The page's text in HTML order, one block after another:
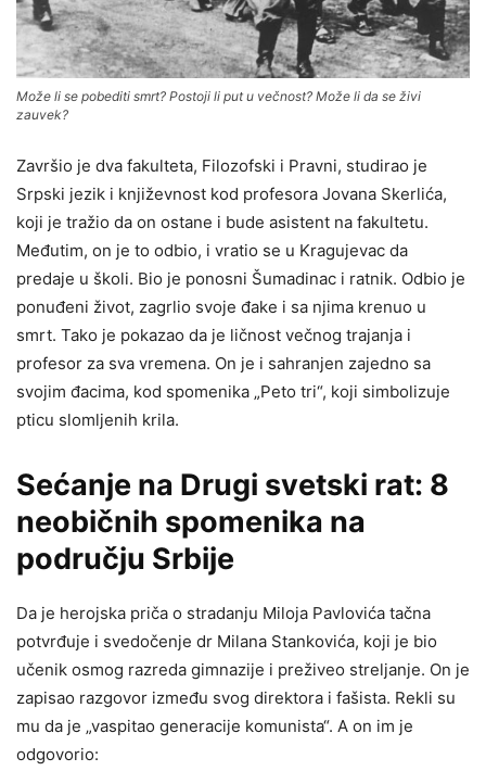
Može li se pobediti smrt? Postoji li put u večnost? Može li da se živi
zauvek?
Završio je dva fakulteta, Filozofski i Pravni, studirao je
Srpski jezik i književnost kod profesora Jovana Skerlića,
koji je tražio da on ostane i bude asistent na fakultetu.
Međutim, on je to odbio, i vratio se u Kragujevac da
predaje u školi. Bio je ponosni Šumadinac i ratnik. Odbio je
ponuđeni život, zagrlio svoje đake i sa njima krenuo u
smrt. Tako je pokazao da je ličnost večnog trajanja i
profesor za sva vremena. On je i sahranjen zajedno sa
svojim đacima, kod spomenika „Peto tri“, koji simbolizuje
pticu slomljenih krila.
Sećanje na Drugi svetski rat: 8
neobičnih spomenika na
području Srbije
Da je herojska priča o stradanju Miloja Pavlovića tačna
potvrđuje i svedočenje dr Milana Stankovića, koji je bio
učenik osmog razreda gimnazije i preživeo streljanje. On je
zapisao razgovor između svog direktora i fašista. Rekli su
mu da je „vaspitao generacije komunista“. A on im je
odgovorio: